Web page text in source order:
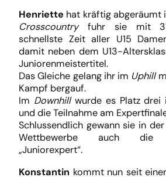
Henriette hat kräftig abgeräumt
Crosscountryfuhr sie mit
schnellste Zeit aller U15
damit neben dem U13-
Juniorenmeistertitel.
Das Gleiche gelang ihr im Uphill
Kampf bergauf.
Im Downhillwurde es Platz drei
und die Teilnahme am
Schlussendlich gewann sie in
Wettbewerbe auch die
„Juniorexpert“.
Konstantin kommt nun seit